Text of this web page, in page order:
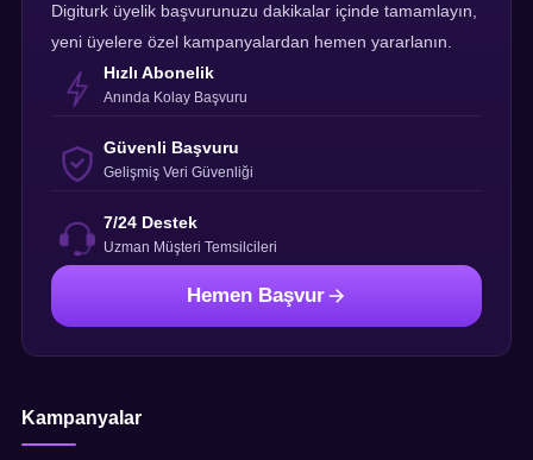
Digiturk üyelik başvurunuzu dakikalar içinde tamamlayın,
yeni üyelere özel kampanyalardan hemen yararlanın.
Hızlı Abonelik
Anında Kolay Başvuru
Güvenli Başvuru
Gelişmiş Veri Güvenliği
7/24 Destek
Uzman Müşteri Temsilcileri
Hemen Başvur
Kampanyalar